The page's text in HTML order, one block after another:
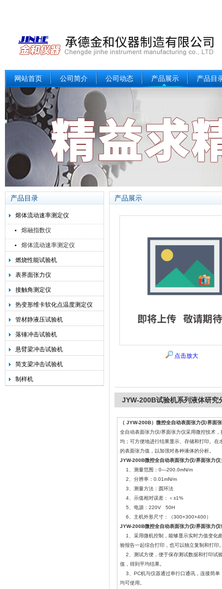
网站首页 公司简介 公司动态 产品展示 产品目
产品目录
熔体流动速率测定仪
熔融指数仪
熔体流动速率测定仪
燃烧性能试验机
表界面张力仪
接触角测定仪
热变形维卡软化点温度测定仪
管材静液压试验机
落锤冲击试验机
悬臂梁冲击试验机
简支梁冲击试验机
制样机
产品展示
点击放大
JYW-200B试验机系列液体研究
（ JYW-200B）微控全自动表面张力仪/界面
全自动表面张力仪/界面张力仪采用微控技术
均；可方便地进行结果显示、存储和打印。
的表面张力值，以加强对各种液体的分析。
JYW-200B微控全自动表面张力仪/界面张力仪
1、测量范围：0—200.0mN/m
2、分辨率：0.01mN/m
3、测量方法：圆环法
4、示值相对误差：＜±1%
5、电源：220V 50H
6、主机外形尺寸：（300×300×400）
JYW-200B微控全自动表面张力仪/界面张力仪
1、采用微机控制，能够显示实时力值变化
验报告一起综合打印，也可以独立复制和打印
2、测试方便，便于保存测试数据和打印试
值，得到平均结果。
3、PC机与仪器通过串行口通讯，连接简单
均可使用。